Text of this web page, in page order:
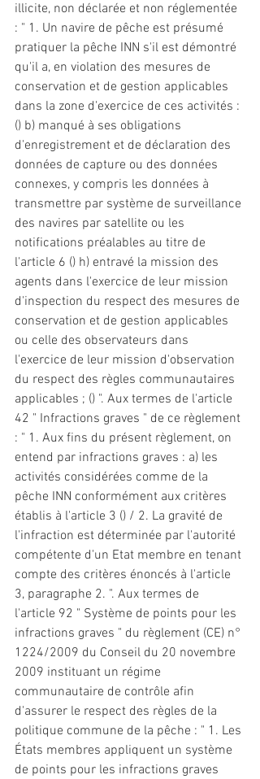
illicite, non déclarée et non réglementée
: " 1. Un navire de pêche est présumé
pratiquer la pêche INN s'il est démontré
qu'il a, en violation des mesures de
conservation et de gestion applicables
dans la zone d'exercice de ces activités :
() b) manqué à ses obligations
d'enregistrement et de déclaration des
données de capture ou des données
connexes, y compris les données à
transmettre par système de surveillance
des navires par satellite ou les
notifications préalables au titre de
l'article 6 () h) entravé la mission des
agents dans l'exercice de leur mission
d'inspection du respect des mesures de
conservation et de gestion applicables
ou celle des observateurs dans
l'exercice de leur mission d'observation
du respect des règles communautaires
applicables ; () ". Aux termes de l'article
42 " Infractions graves " de ce règlement
: " 1. Aux fins du présent règlement, on
entend par infractions graves : a) les
activités considérées comme de la
pêche INN conformément aux critères
établis à l'article 3 () / 2. La gravité de
l'infraction est déterminée par l'autorité
compétente d'un Etat membre en tenant
compte des critères énoncés à l'article
3, paragraphe 2. ". Aux termes de
l'article 92 " Système de points pour les
infractions graves " du règlement (CE) n°
1224/2009 du Conseil du 20 novembre
2009 instituant un régime
communautaire de contrôle afin
d'assurer le respect des règles de la
politique commune de la pêche : " 1. Les
États membres appliquent un système
de points pour les infractions graves